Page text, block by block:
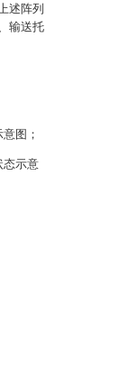
述阵列
输送托
图；
态示意